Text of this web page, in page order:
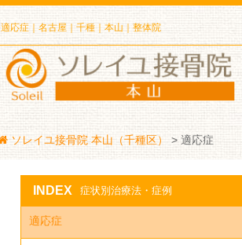
適応症｜名古屋｜千種｜本山｜整体院
ソレイユ接骨院 本山（千種区） >適応症
INDEX 症状別治療法・症例
適応症